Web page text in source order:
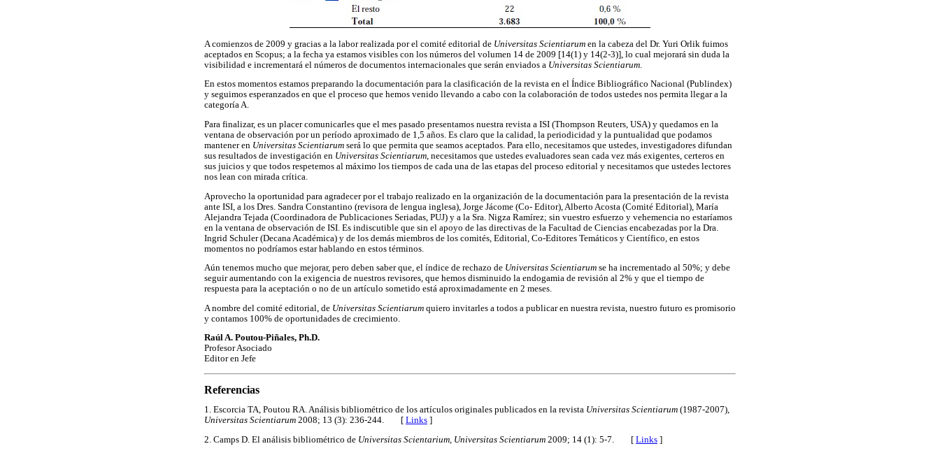
A comienzos de 2009 y gracias a la labor realizada por el comité editorial de Universitas Scientiarum en la cabeza del Dr. Yuri Orlik fuimos
aceptados en Scopus; a la fecha ya estamos visibles con los números del volumen 14 de 2009 [14(1) y 14(2-3)], lo cual mejorará sin duda la
visibilidad e incrementará el números de documentos internacionales que serán enviados a Universitas Scientiarum
En estos momentos estamos preparando la documentación para la clasificación de la revista en el Índice Bibliográfico Nacional (Publindex)
y seguimos esperanzados en que el proceso que hemos venido llevando a cabo con la colaboración de todos ustedes nos permita llegar a la
categoría A.
Para finalizar, es un placer comunicarles que el mes pasado presentamos nuestra revista a ISI (Thompson Reuters, USA) y quedamos en la
ventana de observación por un período aproximado de 1,5 años. Es claro que la calidad, la periodicidad y la puntualidad que podamos
mantener en Universitas Scientiarum será lo que permita que seamos aceptados. Para ello, necesitamos que ustedes, investigadores difundan
sus resultados de investigación en Universitas Scientiarum, necesitamos que ustedes evaluadores sean cada vez más exigentes, certeros en
sus juicios y que todos respetemos al máximo los tiempos de cada una de las etapas del proceso editorial y necesitamos que ustedes lectores
nos lean con mirada crítica.
Aprovecho la oportunidad para agradecer por el trabajo realizado en la organización de la documentación para la presentación de la revista
ante ISI, a los Dres. Sandra Constantino (revisora de lengua inglesa), Jorge Jácome (Co- Editor), Alberto Acosta (Comité Editorial), María
Alejandra Tejada (Coordinadora de Publicaciones Seriadas, PUJ) y a la Sra. Nigza Ramírez; sin vuestro esfuerzo y vehemencia no estaríamos
en la ventana de observación de ISI. Es indiscutible que sin el apoyo de las directivas de la Facultad de Ciencias encabezadas por la Dra.
Ingrid Schuler (Decana Académica) y de los demás miembros de los comités, Editorial, Co-Editores Temáticos y Científico, en estos
momentos no podríamos estar hablando en estos términos.
Aún tenemos mucho que mejorar, pero deben saber que, el índice de rechazo de Universitas Scientiarum se ha incrementado al 50%; y debe
seguir aumentando con la exigencia de nuestros revisores, que hemos disminuido la endogamia de revisión al 2% y que el tiempo de
respuesta para la aceptación o no de un artículo sometido está aproximadamente en 2 meses.
A nombre del comité editorial, de Universitas Scientiarum quiero invitarles a todos a publicar en nuestra revista, nuestro futuro es promisorio
y contamos 100% de oportunidades de crecimiento.
Raúl A. Poutou-Piñales, Ph.D.
Profesor Asociado
Editor en Jefe
Referencias
1. Escorcia TA, Poutou RA. Análisis bibliométrico de los artículos originales publicados en la revista Universitas Scientiarum (1987-2007),
Universitas Scientiarum 2008; 13 (3): 236-244. [ Links ]
2. Camps D. El análisis bibliométrico de Universitas Scientarium, Universitas Scientiarum 2009; 14 (1): 5-7. [ Links ]